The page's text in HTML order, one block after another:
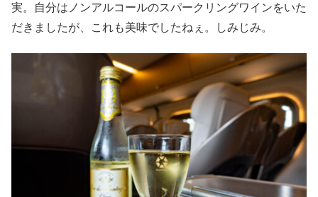
実。自分はノンアルコールのスパークリングワインをいた
だきましたが、これも美味でしたねぇ。しみじみ。